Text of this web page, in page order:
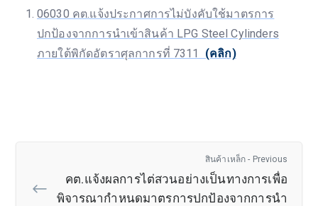
06030 คต.แจ้งประกาศการไม่บังคับใช้มาตรการ
ปกป้องจากการนำเข้าสินค้า LPG Steel Cylinders
ภายใต้พิกัดอัตราศุลกากรที่ 7311 (คลิก)
สินค้าเหล็ก - Previous
คต.แจ้งผลการไต่สวนอย่างเป็นทางการเพื่อ
พิจารณากำหนดมาตรการปกป้องจากการนำ